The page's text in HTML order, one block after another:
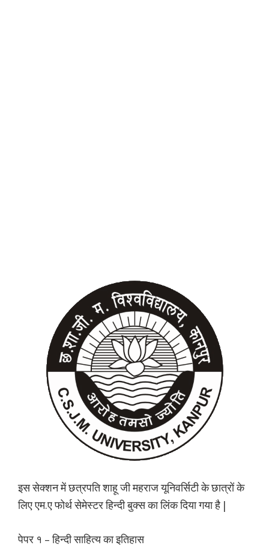
इस सेक्शन में छत्रपति शाहू जी महराज यूनिवर्सिटी के छात्रों के
लिए एम.ए फोर्थ सेमेस्टर हिन्दी बुक्स का लिंक दिया गया है |
पेपर १ – हिन्दी साहित्य का इतिहास